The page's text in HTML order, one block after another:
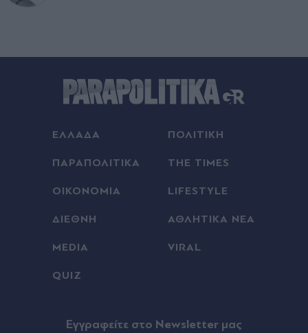
ΕΛΛΑΔΑ ΠΟΛΙΤΙΚΗ
ΠΑΡΑΠΟΛΙΤΙΚΑ THE TIMES
ΟΙΚΟΝΟΜΙΑ LIFESTYLE
ΔΙΕΘΝΗ ΑΘΛΗΤΙΚΑ ΝΕΑ
MEDIA VIRAL
QUIZ
Eγγραφείτε στο Newsletter μας